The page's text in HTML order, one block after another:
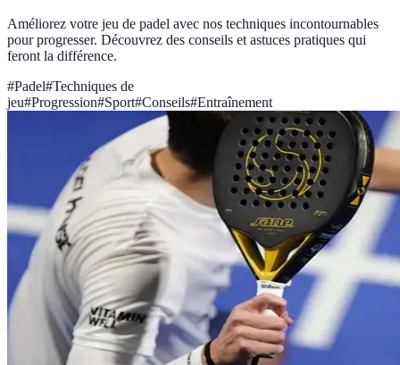
Améliorez votre jeu de padel avec nos techniques incontournables
pour progresser. Découvrez des conseils et astuces pratiques qui
feront la différence.
#Padel#Techniques de
jeu#Progression#Sport#Conseils#Entraînement